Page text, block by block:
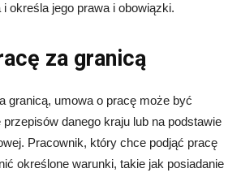
określa jego prawa i obowiązki.
za granicą
granicą, umowa o pracę może być
danego kraju lub na podstawie
Pracownik, który chce podjąć pracę
określone warunki, takie jak posiadanie